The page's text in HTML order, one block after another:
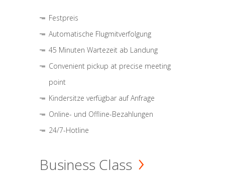
Festpreis
Automatische Flugmitverfolgung
45 Minuten Wartezeit ab Landung
Convenient pickup at precise meeting
point
Kindersitze verfügbar auf Anfrage
Online- und Offline-Bezahlungen
24/7-Hotline
Business Class